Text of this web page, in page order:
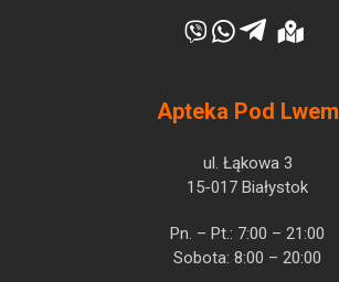
Apteka Pod Lwem
ul. Łąkowa 3
15-017 Białystok
Pn. – Pt.: 7:00 – 21:00
Sobota: 8:00 – 20:00